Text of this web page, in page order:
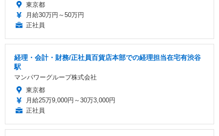
東京都
月給30万円～50万円
正社員
経理・会計・財務/正社員百貨店本部での経理担当在宅有渋谷
駅
マンパワーグループ株式会社
東京都
月給25万9,000円～30万3,000円
正社員